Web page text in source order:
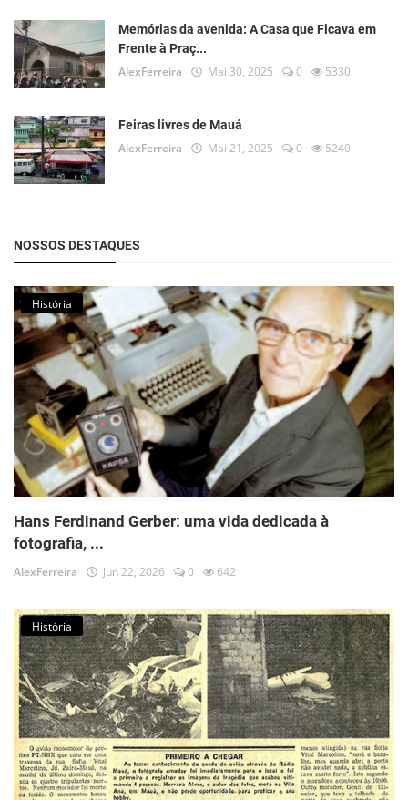
Memórias da avenida: A Casa que Ficava em
Frente à Praç...
AlexFerreira Mai 30, 2025 0 5330
Feiras livres de Mauá
AlexFerreira Mai 21, 2025 0 5240
NOSSOS DESTAQUES
História
Hans Ferdinand Gerber: uma vida dedicada à
fotografia, ...
AlexFerreira Jun 22, 2026 0 642
História